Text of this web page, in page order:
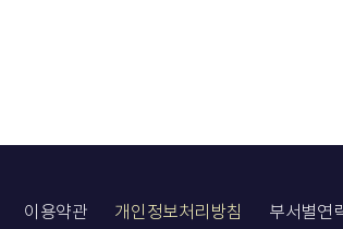
이용약관 개인정보처리방침 부서별연